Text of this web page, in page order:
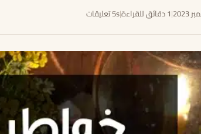
|1 دقائق للقراءة |5s تعليقات